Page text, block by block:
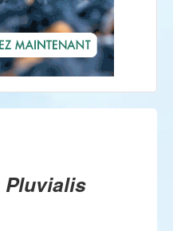
Pluvialis